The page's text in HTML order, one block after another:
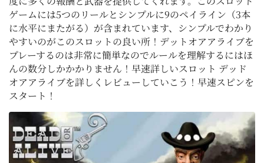
ゲームには5つのリールとシンプルに9のペイライン（3本
に水平にまたがる）が含まれています、シンプルでわかり
やすいのがこのスロットの良い所！デットオアアライブを
プレーするのは非常に簡単なのでルールを理解するにはほ
んの数分しかかかりません！早速詳しいスロット デッド
オアアライブを詳しくレビューしていこう！早速スピンを
スタート！